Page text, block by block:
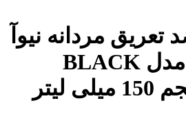
تعریق مردانه نیوآ
سری DEEP مدل BLACK